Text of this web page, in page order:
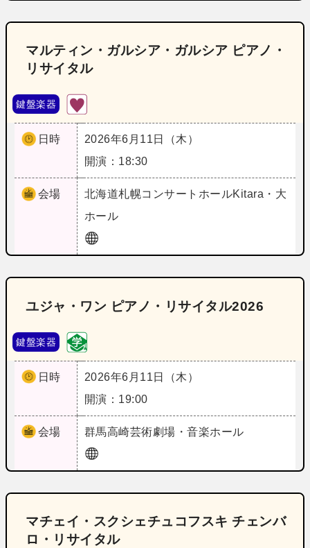
マルティン・ガルシア・ガルシア ピアノ・
リサイタル
鍵盤楽器
日時
2026年6月11日（木）
開演：18:30
会場 北海道札幌コンサートホールKitara・大
ホール
ユジャ・ワン ピアノ・リサイタル2026
鍵盤楽器
日時
2026年6月11日（木）
開演：19:00
会場 群馬高崎芸術劇場・音楽ホール
マチェイ・スクシェチュコフスキ チェンバ
ロ・リサイタル